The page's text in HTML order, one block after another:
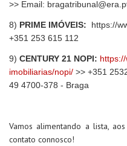
>> Email:
8) PRIME IMÓVEIS: https://
+351 253 615 112
9) CENTURY 21 NOPI:
imobiliarias/nopi/ >> +351
49 4700-378 - Braga
Vamos alimentando a lista,
contato connosco!